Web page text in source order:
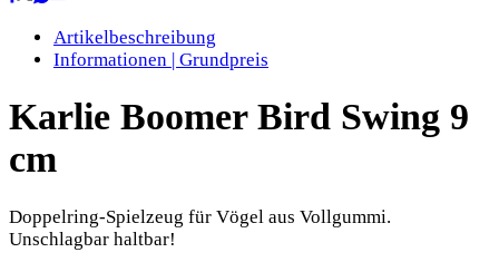
Artikelbeschreibung
Informationen | Grundpreis
Karlie Boomer Bird Swing 9
cm
Doppelring-Spielzeug für Vögel aus Vollgummi.
Unschlagbar haltbar!